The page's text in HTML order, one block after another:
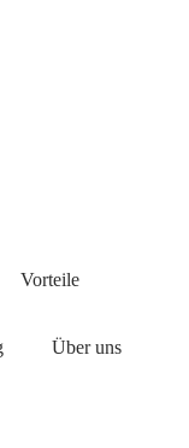
Vorteile
Über uns